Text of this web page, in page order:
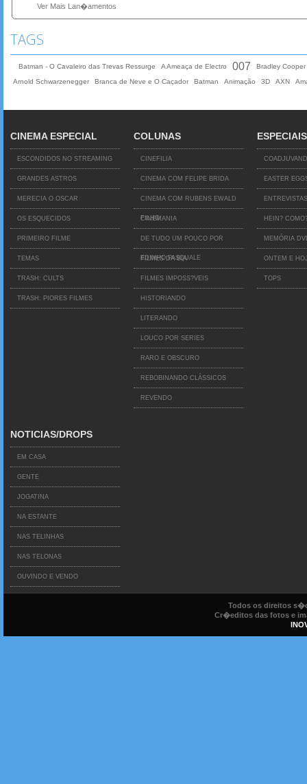
Ver Mais Lan�amentos
TAGS
Batman - O Cavaleiro das Trevas Ressurge A Ameaça de Electro 007
Bradley Cooper
Arnold Schwarzenegger
Branca de Neve e O Caçador Batman Animação 3D AXN
CINEMA ESPECIAL
ESCONDIDOS NO STREAMING
GRANDES ASTROS
MERECIA O OSCAR
OS ESQUECIDOS
PRIMEIRO FILME
TEMAS
TRASH: CULTS
TRASH: PIORES FILMES
COLUNAS
CINEFILIA
CINEMA COM FELIPE BRIDA
CINEMA COM RUBENS EWALD
FILHO
CINEMANIA
DE TUDO UM POUCO POR
EDINHO PASQUALE
FILMES DA BIA
FILMES IMPOSS?VEIS
HISTORIANDO
LITERANDO
LOUCO POR SERIES
RARO E OBSCURO
REBOBINANDO CLÁSSICOS
REVENDO
ESPECIAIS
EASTER
ENTREVISTAS
HEIN?
MEMÓRIA
ONTEM E
TOPS
NOTICIAS/DROPS
EM CASA
GENTE
JOGATINA
NA ESTANTE
NAS TELINHAS
NAS TELONAS
OUVINDO E VENDO
Todos os direitos
Cr�editos das fotos e